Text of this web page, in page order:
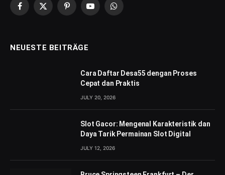
Facebook
X
PinterestYouTubeWhatsApp
NEUESTE BEITRÄGE
Cara Daftar Desa55 dengan Proses
Cepat dan Praktis
JULY 20, 2026
Slot Gacor: Mengenal Karakteristik dan
Daya Tarik Permainan Slot Digital
JULY 12, 2026